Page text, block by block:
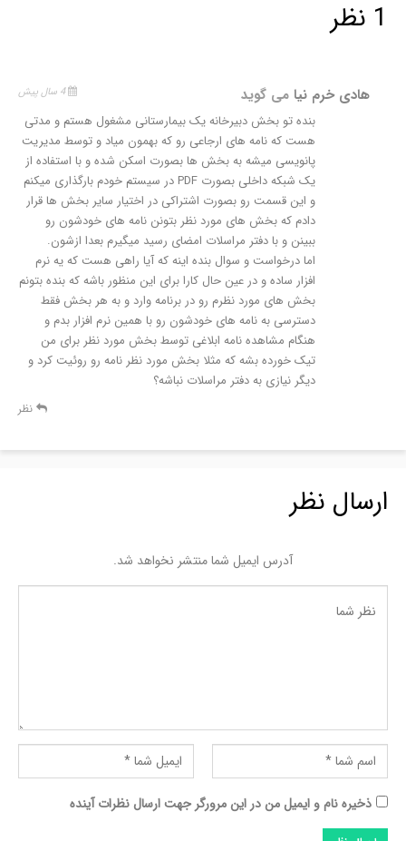
1 نظر
هادی خرم نیا می گوید 4 سال پیش
بنده تو بخش دبیرخانه یک بیمارستانی مشغول هستم و مدتی
هست که نامه های ارجاعی رو که بهمون میاد و توسط مدیریت
پانویسی میشه به بخش ها بصورت اسکن شده و با استفاده از
یک شبکه داخلی بصورت PDF در سیستم خودم بارگذاری میکنم
و این قسمت رو بصورت اشتراکی در اختیار سایر بخش ها قرار
دادم که بخش های مورد نظر بتونن نامه های خودشون رو
ببینن و با دفتر مراسلات امضای رسید میگیرم بعدا ازشون.
اما درخواست و سوال بنده اینه که آیا راهی هست که یه نرم
افزار ساده و در عین حال کارا برای این منظور باشه که بنده بتونم
بخش های مورد نظرم رو در برنامه وارد و به هر بخش فقط
دسترسی به نامه های خودشون رو با همین نرم افزار بدم و
هنگام مشاهده نامه ابلاغی توسط بخش مورد نظر برای من
تیک خورده بشه که مثلا بخش مورد نظر نامه رو روئیت کرد و
دیگر نیازی به دفتر مراسلات نباشه؟
نظر
ارسال نظر
آدرس ایمیل شما منتشر نخواهد شد.
ذخیره نام و ایمیل من در این مرورگر جهت ارسال نظرات آینده